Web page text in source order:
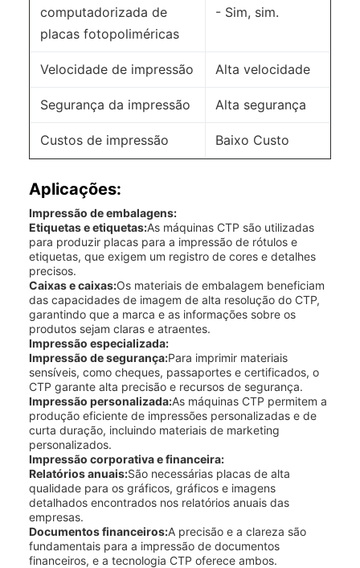
computadorizada de
placas fotopoliméricas
- Sim, sim.
Velocidade de impressão Alta velocidade
Segurança da impressão Alta segurança
Custos de impressão Baixo Custo
Aplicações:
Impressão de embalagens:
Etiquetas e etiquetas:As máquinas CTP são utilizadas
para produzir placas para a impressão de rótulos e
etiquetas, que exigem um registro de cores e detalhes
precisos.
Caixas e caixas:Os materiais de embalagem beneficiam
das capacidades de imagem de alta resolução do CTP,
garantindo que a marca e as informações sobre os
produtos sejam claras e atraentes.
Impressão especializada:
Impressão de segurança:Para imprimir materiais
sensíveis, como cheques, passaportes e certificados, o
CTP garante alta precisão e recursos de segurança.
Impressão personalizada:As máquinas CTP permitem a
produção eficiente de impressões personalizadas e de
curta duração, incluindo materiais de marketing
personalizados.
Impressão corporativa e financeira:
Relatórios anuais:São necessárias placas de alta
qualidade para os gráficos, gráficos e imagens
detalhados encontrados nos relatórios anuais das
empresas.
Documentos financeiros:A precisão e a clareza são
fundamentais para a impressão de documentos
financeiros, e a tecnologia CTP oferece ambos.